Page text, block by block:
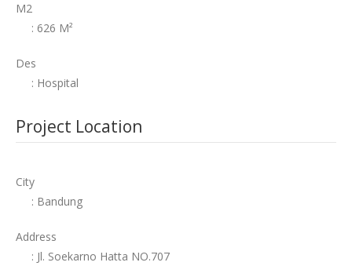
M2
: 626 M²
Des
: Hospital
Project Location
City
: Bandung
Address
: Jl. Soekarno Hatta NO.707